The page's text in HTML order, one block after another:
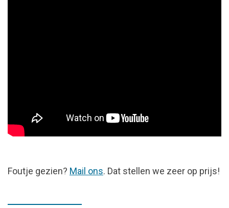
FOUTJE
Foutje gezien? Mail ons. Dat stellen we zeer op prijs!